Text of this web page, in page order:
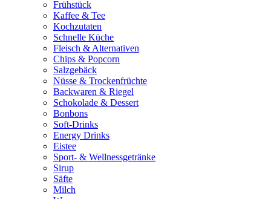
Frühstück
Kaffee & Tee
Kochzutaten
Schnelle Küche
Fleisch & Alternativen
Chips & Popcorn
Salzgebäck
Nüsse & Trockenfrüchte
Backwaren & Riegel
Schokolade & Dessert
Bonbons
Soft-Drinks
Energy Drinks
Eistee
Sport- & Wellnessgetränke
Sirup
Säfte
Milch